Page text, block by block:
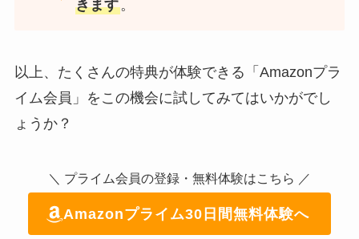
きます。
以上、たくさんの特典が体験できる「Amazonプラ
イム会員」をこの機会に試してみてはいかがでし
ょうか？
＼ プライム会員の登録・無料体験はこちら ／
Amazonプライム30日間無料体験へ